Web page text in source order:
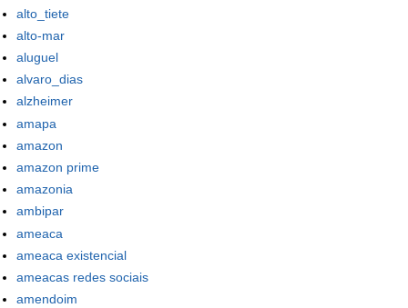
alto_tiete
alto-mar
aluguel
alvaro_dias
alzheimer
amapa
amazon
amazon prime
amazonia
ambipar
ameaca
ameaca existencial
ameacas redes sociais
amendoim